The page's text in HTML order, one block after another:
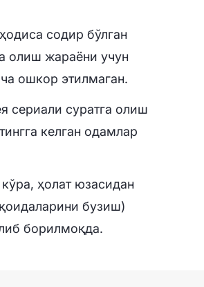
содир бўлган
олиш жараёни учун
ошкор этилмаган.
сериали суратга олиш
келган одамлар
ҳолат юзасидан
бузиш)
борилмоқда.